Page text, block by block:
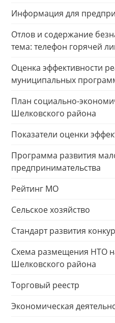
Информация для
Отлов и содержание
тема: телефон горячей
Оценка эффективности
муниципальных
План социально-
Шелковского района
Показатели оценки
Программа развития
предпринимательства
Рейтинг МО
Сельское хозяйство
Стандарт развития
Схема размещения НТО
Шелковского района
Торговый реестр
Экономическая